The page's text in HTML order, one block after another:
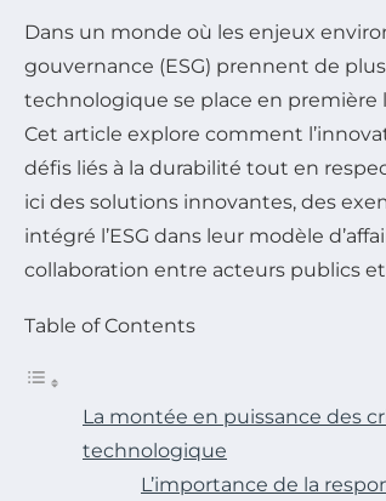
Dans un monde où les enjeux
gouvernance (ESG) prennent de
technologique se place en première
Cet article explore comment
défis liés à la durabilité tout en
ici des solutions innovantes, des
intégré l’ESG dans leur modèle
collaboration entre acteurs publics
Table of Contents
La montée en puissance des
technologique
L’importance de la